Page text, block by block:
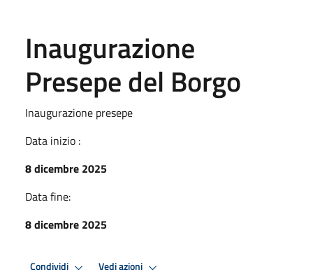
Inaugurazione
Presepe del Borgo
Inaugurazione presepe
Data inizio :
8 dicembre 2025
Data fine:
8 dicembre 2025
Condividi Vedi azioni